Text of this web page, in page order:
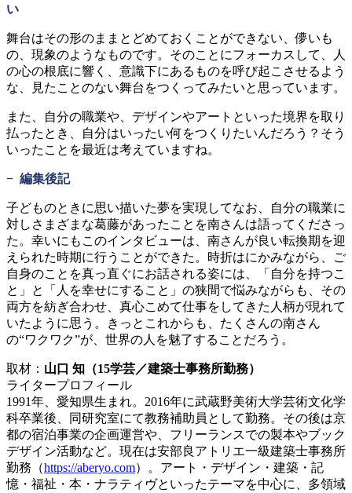
い
舞台はその形のままとどめておくことができない、儚いも
の、現象のようなものです。そのことにフォーカスして、人
の心の根底に響く、意識下にあるものを呼び起こさせるよう
な、見たことのない舞台をつくってみたいと思っています。
また、自分の職業や、デザインやアートといった境界を取り
払ったとき、自分はいったい何をつくりたいんだろう？そう
いったことを最近は考えていますね。
− 編集後記
子どものときに思い描いた夢を実現してなお、自分の職業に
対しさまざまな葛藤があったことを南さんは語ってくださっ
た。幸いにもこのインタビューは、南さんが良い転換期を迎
えられた時期に行うことができた。時折はにかみながら、ご
自身のことを真っ直ぐにお話される姿には、「自分を持つこ
と」と「人を幸せにすること」の狭間で悩みながらも、その
両方を紡ぎ合わせ、真心こめて仕事をしてきた人柄が現れて
いたように思う。きっとこれからも、たくさんの南さん
の“ワクワク”が、世界の人を魅了することだろう。
取材： 山口 知（15学芸／建築士事務所勤務）
ライタープロフィール
1991年、愛知県生まれ。2016年に武蔵野美術大学芸術文化学
科卒業後、同研究室にて教務補助員として勤務。その後は京
都の宿泊事業の企画運営や、フリーランスでの製本やブック
デザイン活動など。現在は安部良アトリエ一級建築士事務所
勤務（https://aberyo.com）。アート・デザイン・建築・記
憶・福祉・本・ナラティヴといったテーマを中心に、多領域